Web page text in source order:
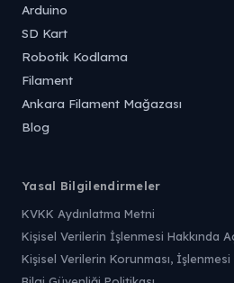
Arduino
SD Kart
Robotik Kodlama
Filament
Ankara Filament Mağazası
Blog
Yasal Bilgilendirmeler
KVKK Aydınlatma Metni
Kişisel Verilerin İşlenmesi Hakkında
Kişisel Verilerin Korunması, İşlenmesi